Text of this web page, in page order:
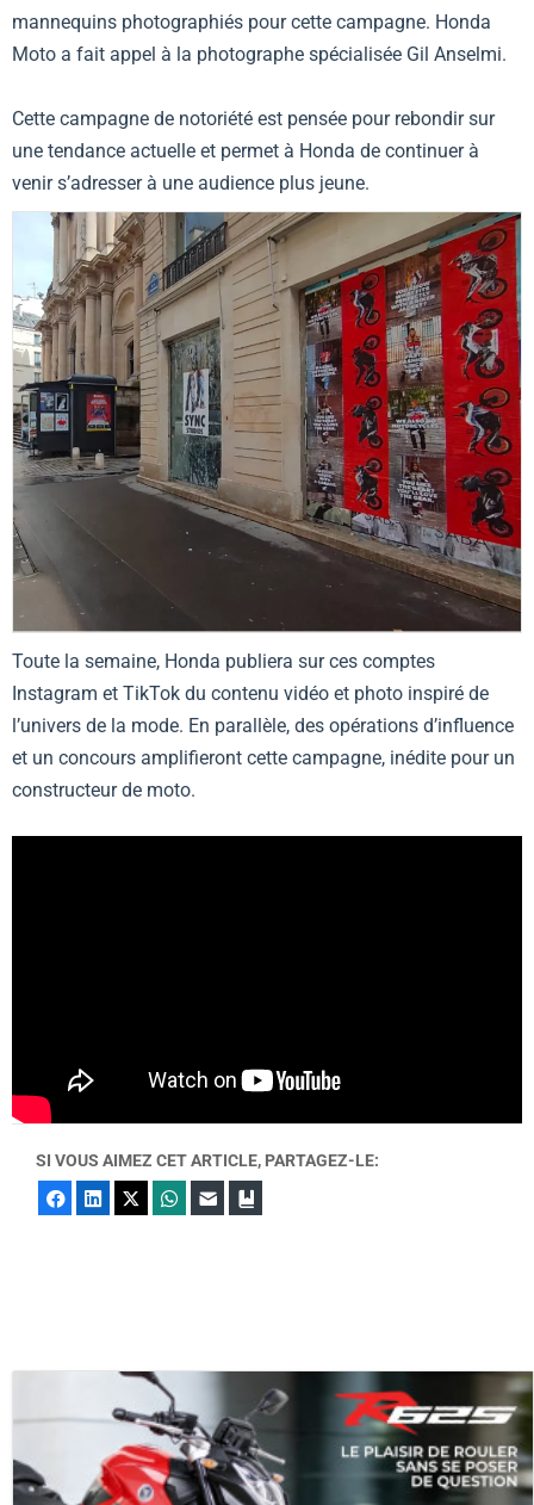
mannequins photographiés pour cette campagne. Honda
Moto a fait appel à la photographe spécialisée Gil Anselmi.
Cette campagne de notoriété est pensée pour rebondir sur
une tendance actuelle et permet à Honda de continuer à
venir s’adresser à une audience plus jeune.
Toute la semaine, Honda publiera sur ces comptes
Instagram et TikTok du contenu vidéo et photo inspiré de
l’univers de la mode. En parallèle, des opérations d’influence
et un concours amplifieront cette campagne, inédite pour un
constructeur de moto.
SI VOUS AIMEZ CET ARTICLE, PARTAGEZ-LE:
FacebookLinkedIn WhatsApp
E-mail